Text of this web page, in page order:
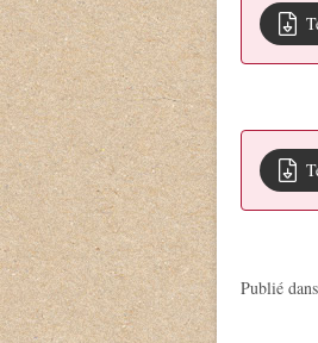
Publié dans